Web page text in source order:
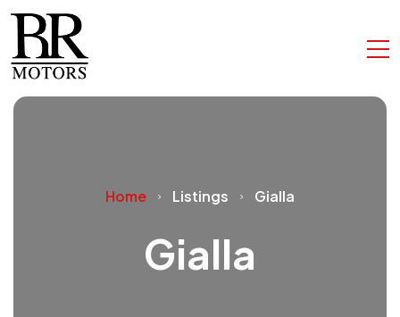
Home Listings Gialla
Gialla